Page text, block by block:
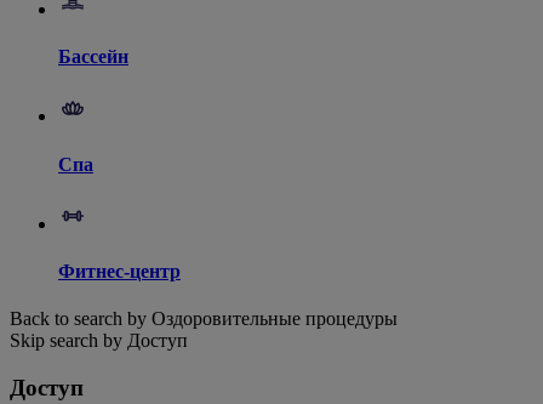
Бассейн
Спа
Фитнес-центр
Back to search by Оздоровительные процедуры
Skip search by Доступ
Доступ